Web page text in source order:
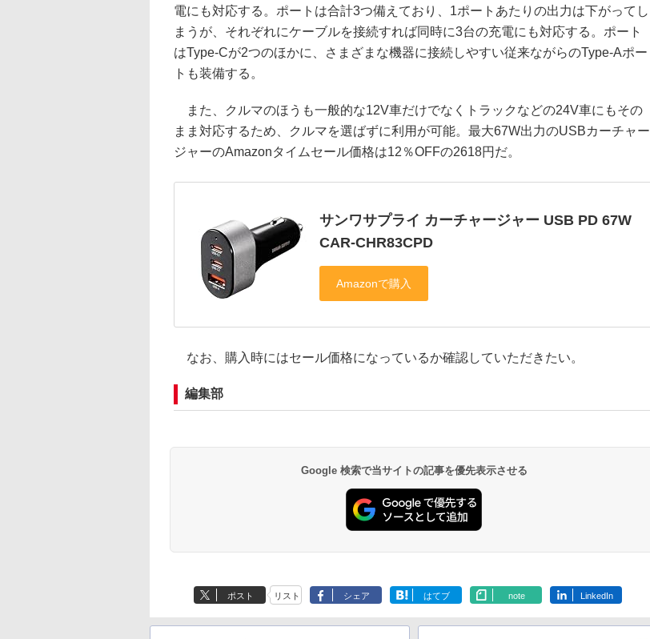
電にも対応する。ポートは合計3つ備えており、1ポートあたりの出力は下がってし
まうが、それぞれにケーブルを接続すれば同時に3台の充電にも対応する。ポート
はType-Cが2つのほかに、さまざまな機器に接続しやすい従来ながらのType-Aポー
トも装備する。
また、クルマのほうも一般的な12V車だけでなくトラックなどの24V車にもその
まま対応するため、クルマを選ばずに利用が可能。最大67W出力のUSBカーチャー
ジャーのAmazonタイムセール価格は12％OFFの2618円だ。
サンワサプライ カーチャージャー USB PD 67W
CAR-CHR83CPD
なお、購入時にはセール価格になっているか確認していただきたい。
編集部
Google 検索で当サイトの記事を優先表示させる
ポスト リスト シェア はてブ note LinkedIn